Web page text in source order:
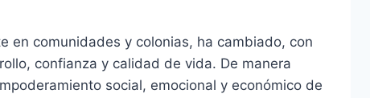
en comunidades y colonias, ha cambiado, con
confianza y calidad de vida. De manera
social, emocional y económico de